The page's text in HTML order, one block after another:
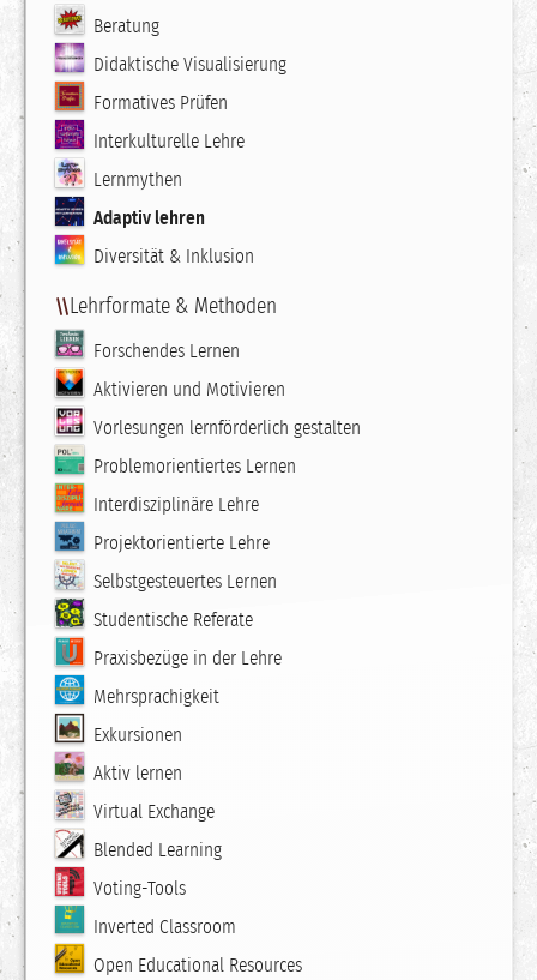
Beratung
Didaktische Visualisierung
Formatives Prüfen
Interkulturelle Lehre
Lernmythen
Adaptiv lehren
Diversität & Inklusion
Lehrformate & Methoden
Forschendes Lernen
Aktivieren und Motivieren
Vorlesungen lernförderlich gestalten
Problemorientiertes Lernen
Interdisziplinäre Lehre
Projektorientierte Lehre
Selbstgesteuertes Lernen
Studentische Referate
Praxisbezüge in der Lehre
Mehrsprachigkeit
Exkursionen
Aktiv lernen
Virtual Exchange
Blended Learning
Voting-Tools
Inverted Classroom
Open Educational Resources